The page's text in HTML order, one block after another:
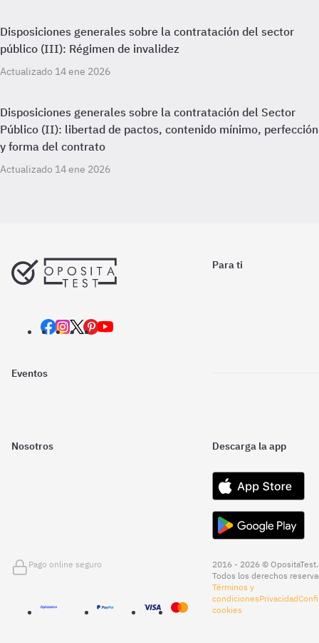
Disposiciones generales sobre la contratación del sector
público (III): Régimen de invalidez
Actualizado 14 ene 2026
Disposiciones generales sobre la contratación del Sector
Público (II): libertad de pactos, contenido mínimo, perfección
y forma del contrato
Actualizado 14 ene 2026
Para ti
Eventos
Nosotros Descarga la app
Pago online seguro
2016 - 2026 © OpositaTest.
Todos los derechos
Términos y
condicionesPrivacidad
cookies